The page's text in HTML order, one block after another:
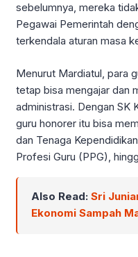
sebelumnya, mereka
Pegawai Pemerintah
terkendala aturan masa
Menurut Mardiatul, para
tetap bisa mengajar dan
administrasi. Dengan SK
guru honorer itu bisa
dan Tenaga
Profesi Guru (PPG),
Also Read: Sri
Ekonomi Sampah